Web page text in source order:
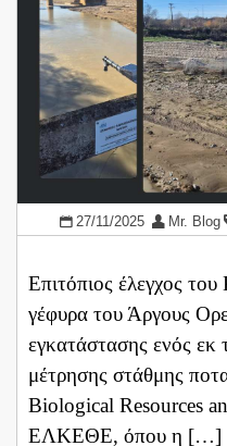
27/11/2025 Mr. Blog
Επιτόπιος έλεγχος
γέφυρα του Άργους
εγκατάστασης ενός
μέτρησης στάθμης
Biological Resources
ΕΛΚΕΘΕ, όπου η […]